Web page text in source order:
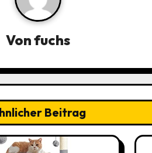
Vonfuchs
Beitrag